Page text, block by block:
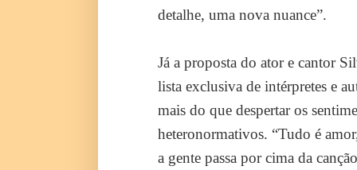
detalhe, uma nova nuance”.
Já a proposta do ator e cantor
lista exclusiva de intérpretes e
mais do que despertar os
heteronormativos. “Tudo é
a gente passa por cima da